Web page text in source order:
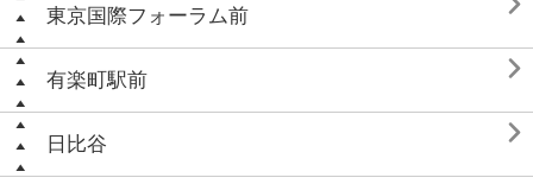
東京国際フォーラム前
有楽町駅前 
日比谷 